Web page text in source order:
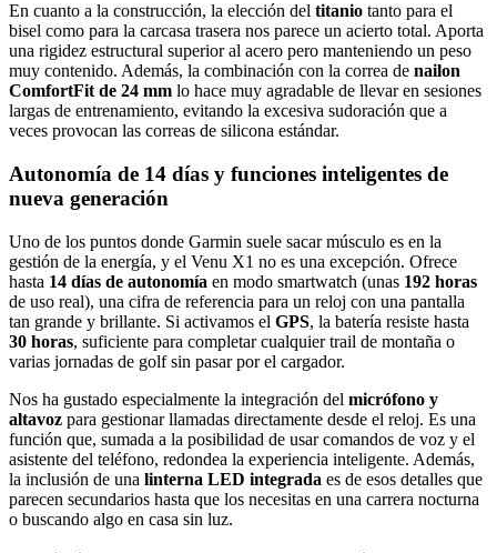
En cuanto a la construcción, la elección del titanio tanto para el
bisel como para la carcasa trasera nos parece un acierto total. Aporta
una rigidez estructural superior al acero pero manteniendo un peso
muy contenido. Además, la combinación con la correa de nailon
ComfortFit de 24 mm lo hace muy agradable de llevar en sesiones
largas de entrenamiento, evitando la excesiva sudoración que a
veces provocan las correas de silicona estándar.
Autonomía de 14 días y funciones inteligentes de
nueva generación
Uno de los puntos donde Garmin suele sacar músculo es en la
gestión de la energía, y el Venu X1 no es una excepción. Ofrece
hasta 14 días de autonomía en modo smartwatch (unas 192 horas
de uso real), una cifra de referencia para un reloj con una pantalla
tan grande y brillante. Si activamos el GPS, la batería resiste hasta
30 horas, suficiente para completar cualquier trail de montaña o
varias jornadas de golf sin pasar por el cargador.
Nos ha gustado especialmente la integración del micrófono y
altavoz para gestionar llamadas directamente desde el reloj. Es una
función que, sumada a la posibilidad de usar comandos de voz y el
asistente del teléfono, redondea la experiencia inteligente. Además,
la inclusión de una linterna LED integrada es de esos detalles que
parecen secundarios hasta que los necesitas en una carrera nocturna
o buscando algo en casa sin luz.